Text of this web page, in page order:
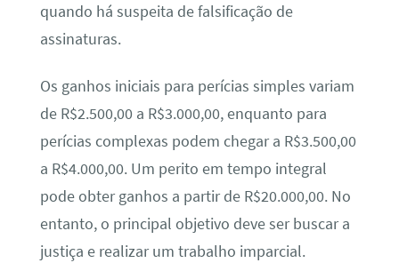
quando há suspeita de falsificação de
assinaturas.
Os ganhos iniciais para perícias simples variam
de R$2.500,00 a R$3.000,00, enquanto para
perícias complexas podem chegar a R$3.500,00
a R$4.000,00. Um perito em tempo integral
pode obter ganhos a partir de R$20.000,00. No
entanto, o principal objetivo deve ser buscar a
justiça e realizar um trabalho imparcial.